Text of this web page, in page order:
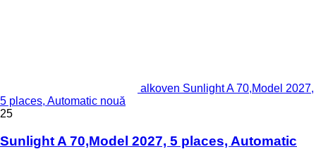
alkoven Sunlight A 70,Model 2027,
5 places, Automatic nouă
25
Sunlight A 70,Model 2027, 5 places, Automatic